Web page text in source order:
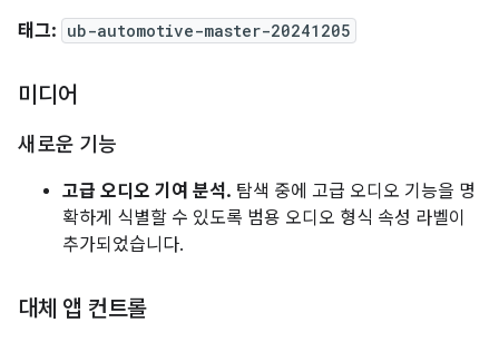
태그: ub-automotive-master-20241205
미디어
새로운 기능
고급 오디오 기여 분석. 탐색 중에 고급 오디오 기능을 명
확하게 식별할 수 있도록 범용 오디오 형식 속성 라벨이
추가되었습니다.
대체 앱 컨트롤